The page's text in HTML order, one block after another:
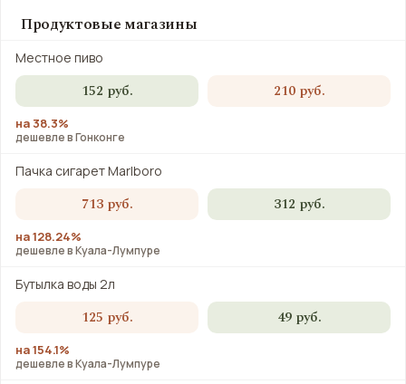
Продуктовые магазины
Местное пиво
152 руб. 210 руб.
на 38.3%
дешевле в Гонконге
Пачка сигарет Marlboro
713 руб. 312 руб.
на 128.24%
дешевле в Куала-Лумпуре
Бутылка воды 2л
125 руб. 49 руб.
на 154.1%
дешевле в Куала-Лумпуре